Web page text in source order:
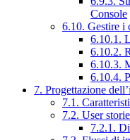
Console
6.10. Gestire i
6.10.1.
6.10.2.
6.10.3.
6.10.4.
7. Progettazione
7.1.
7.2. User
7.2.1.